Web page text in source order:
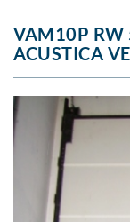
VAM10P RW
ACUSTICA